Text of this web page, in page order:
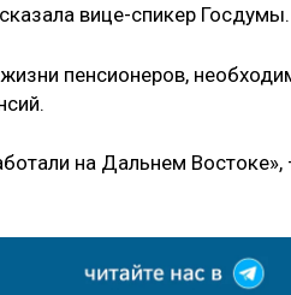
вице-спикер Госдумы.
пенсионеров,
на Дальнем